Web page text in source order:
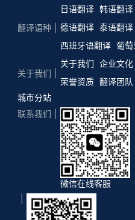
翻译语种
日语翻译 韩语翻译
德语翻译 泰语翻译
西班牙语翻译 葡
关于我们
关于我们 企业文化
荣誉资质 翻译团队
城市分站
联系我们
微信在线客服